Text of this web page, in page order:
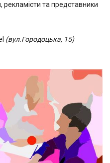
та представники
(вул.Городоцька, 15)